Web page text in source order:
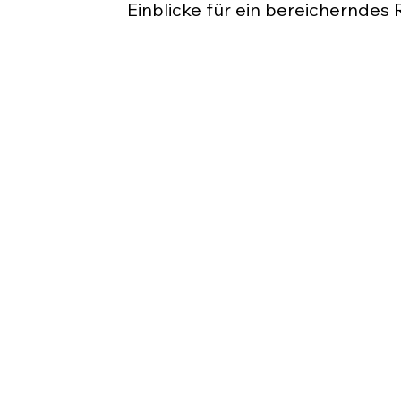
Einblicke für ein bereicherndes